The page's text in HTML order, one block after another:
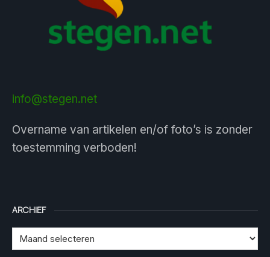
info@stegen.net
Overname van artikelen en/of foto’s is zonder
toestemming verboden!
ARCHIEF